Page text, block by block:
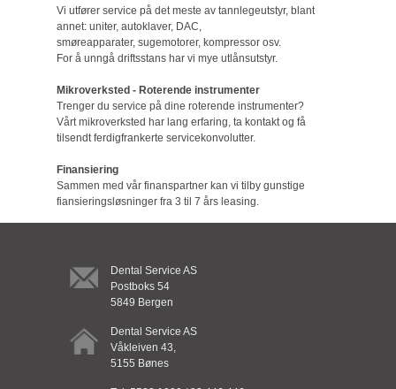
Vi utfører service på det meste av tannlegeutstyr, blant
annet: uniter, autoklaver, DAC,
smøreapparater, sugemotorer, kompressor osv.
For å unngå driftsstans har vi mye utlånsutstyr.
Mikroverksted - Roterende instrumenter
Trenger du service på dine roterende instrumenter?
Vårt mikroverksted har lang erfaring, ta kontakt og få
tilsendt ferdigfrankerte servicekonvolutter.
Finansiering
Sammen med vår finanspartner kan vi tilby gunstige
fiansieringsløsninger fra 3 til 7 års leasing.
Dental Service AS
Postboks 54
5849 Bergen
Dental Service AS
Våkleiven 43,
5155 Bønes